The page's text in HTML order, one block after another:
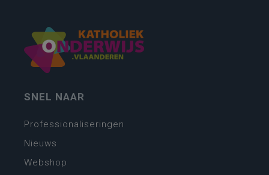
SNEL NAAR
Professionaliseringen
Nieuws
Webshop